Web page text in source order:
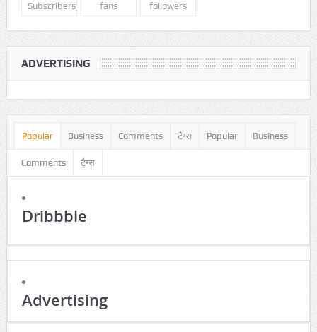
RSS
1000+
Subscribers
facebook
0
fans
twitter
0
followers
ADVERTISING
Comments
Dribbble